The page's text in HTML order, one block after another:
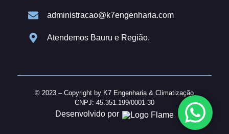
administracao@k7engenharia.com
Atendemos Bauru e Região.
© 2023 – Copyright by K7 Engenharia & Climatização
CNPJ: 45.351.199/0001-30
Desenvolvido por